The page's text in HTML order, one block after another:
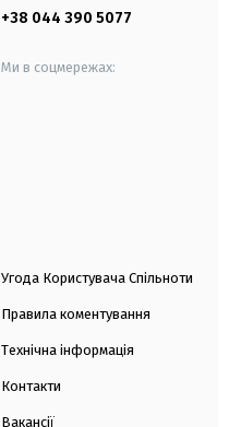
+38 044 390 5077
Ми в соцмережах:
Угода Користувача Спільноти
Правила коментування
Технічна інформація
Контакти
Вакансії